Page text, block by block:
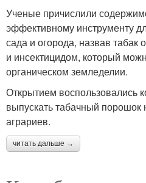
Ученые причислили
эффективному инструменту
сада и огорода, назвав табак
и инсектицидом, который
органическом земледелии.
Открытием воспользовались
выпускать табачный порошок
аграриев.
читать дальше →